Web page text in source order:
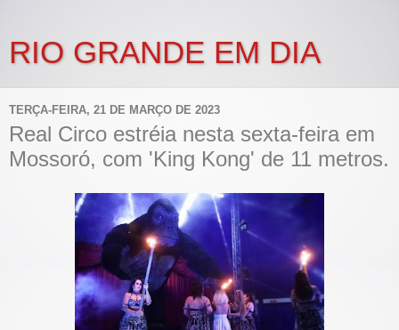
RIO GRANDE EM DIA
TERÇA-FEIRA, 21 DE MARÇO DE 2023
Real Circo estréia nesta sexta-feira em
Mossoró, com 'King Kong' de 11 metros.